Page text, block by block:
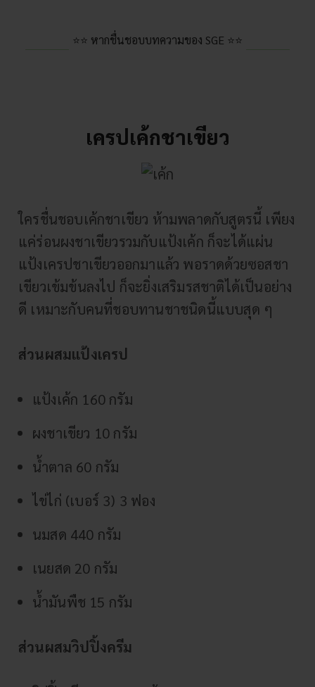
⭐⭐ หากชื่นชอบบทความของ SGE ⭐⭐
เครปเค้กชาเขียว
ใครชื่นชอบเค้กชาเขียว ห้ามพลาดกับสูตรนี้ เพียง
แค่ร่อนผงชาเขียวรวมกับแป้งเค้ก ก็จะได้แผ่น
แป้งเครปชาเขียวออกมาแล้ว พอราดด้วยซอสชา
เขียวเข้มข้นลงไป ก็จะยิ่งเสริมรสชาติได้เป็นอย่าง
ดี เหมาะกับคนที่ชอบทานชาชนิดนี้แบบสุด ๆ
ส่วนผสมแป้งเครป
แป้งเค้ก 160 กรัม
ผงชาเขียว 10 กรัม
น้ำตาล 60 กรัม
ไข่ไก่ (เบอร์ 3) 3 ฟอง
นมสด 440 กรัม
เนยสด 20 กรัม
น้ำมันพืช 15 กรัม
ส่วนผสมวิปปิ้งครีม